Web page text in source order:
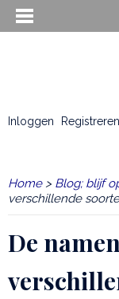
Inloggen Registreren
Home> Blog; blijf
verschillende
De